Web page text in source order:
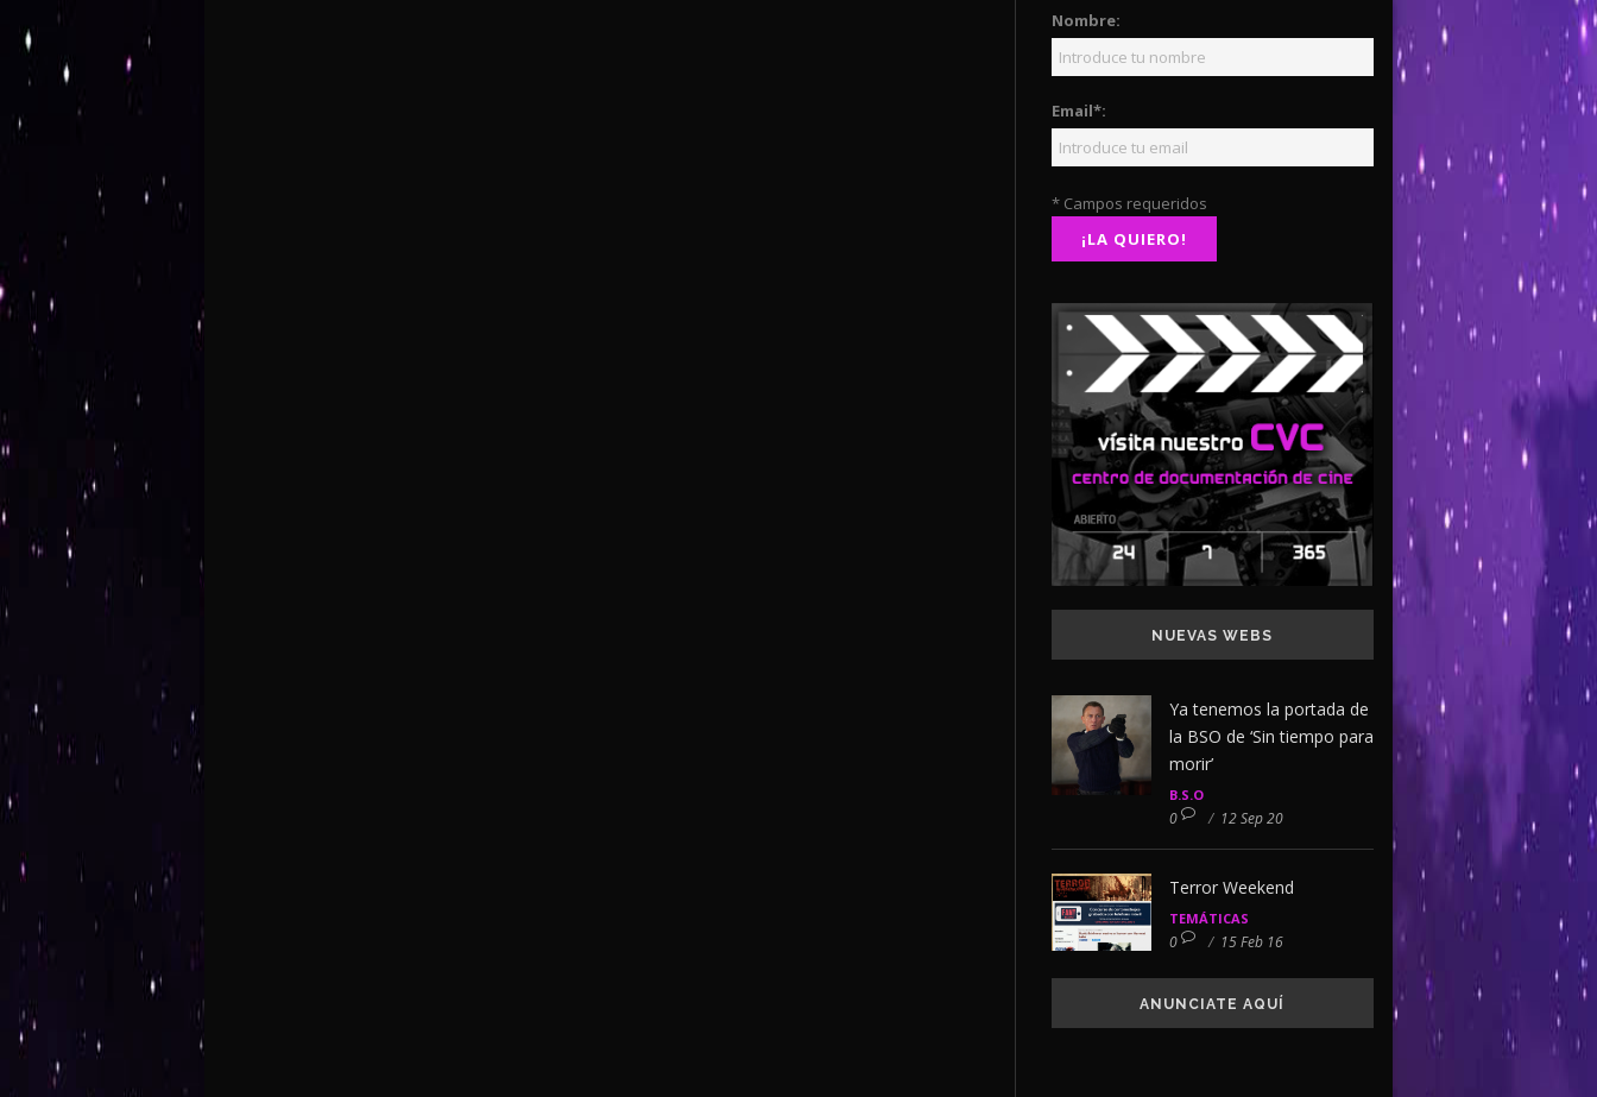
Nombre:
Email*:
* Campos requeridos
NUEVAS WEBS
Ya tenemos la portada de
la BSO de ‘Sin tiempo para
morir’
B.S.O
0 / 12 Sep 20
Terror Weekend
TEMÁTICAS
0 / 15 Feb 16
ANUNCIATE AQUÍ